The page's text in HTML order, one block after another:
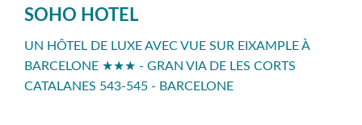
SOHO HOTEL
UN HÔTEL DE LUXE AVEC VUE SUR EIXAMPLE À
BARCELONE ★★★ - GRAN VIA DE LES CORTS
CATALANES 543-545 - BARCELONE